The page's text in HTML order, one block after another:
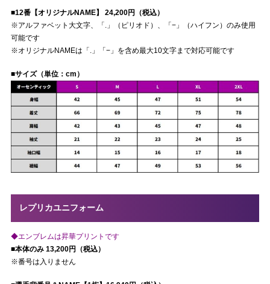
■12番【オリジナルNAME】 24,200円（税込）
※アルファベット大文字、「.」（ピリオド）、「−」（ハイフン）のみ使用
可能です
※オリジナルNAMEは「.」「−」を含め最大10文字まで対応可能です
■サイズ（単位：cm）
レプリカユニフォーム
◆エンブレムは昇華プリントです
■本体のみ 13,200円（税込）
※番号は入りません